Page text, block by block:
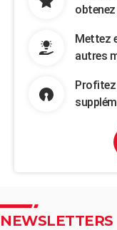
Mettez
autres
NEWSLETTERS